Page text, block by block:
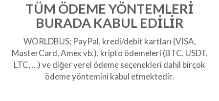
TÜM ÖDEME YÖNTEMLERİ
BURADA KABUL EDİLİR
WORLDBUS; PayPal, kredi/debit kartları (VISA,
MasterCard, Amex vb.), kripto ödemeleri (BTC, USDT,
LTC, …) ve diğer yerel ödeme seçenekleri dahil birçok
ödeme yöntemini kabul etmektedir.